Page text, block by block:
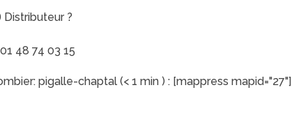
?
48 74 03 15
pigalle-chaptal (< 1 min ) : [mappress mapid="27"]